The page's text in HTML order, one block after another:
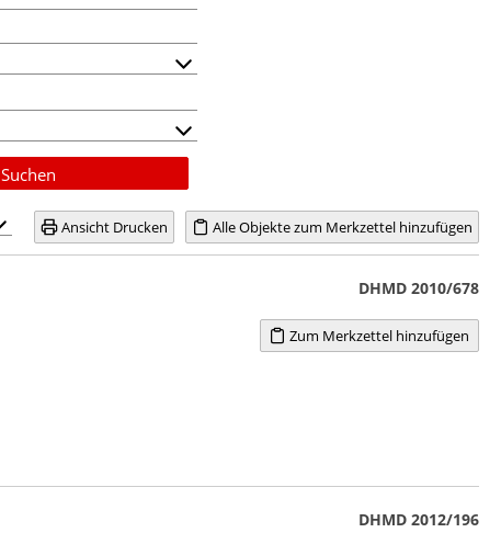
Suchen
Alle Objekte zum Merkzettel hinzufügen
Ansicht Drucken
DHMD 2010/678
Zum Merkzettel hinzufügen
DHMD 2012/196